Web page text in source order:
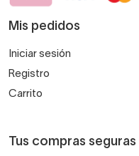
Mis pedidos
Iniciar sesión
Registro
Carrito
Tus compras